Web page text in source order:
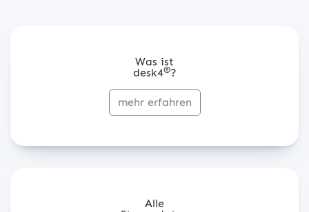
Was ist
desk4®?
mehr erfahren
Alle